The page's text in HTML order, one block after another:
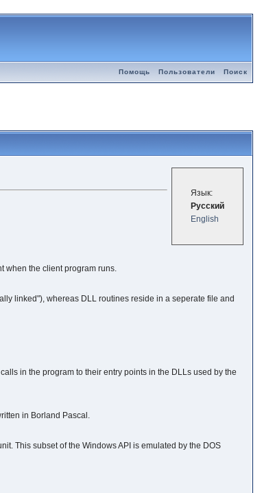
Помощь Пользователи Поиск
Язык:
Русский
English
when the client program runs.
linked"), whereas DLL routines reside in a seperate file and
in the program to their entry points in the DLLs used by the
in Borland Pascal.
This subset of the Windows API is emulated by the DOS